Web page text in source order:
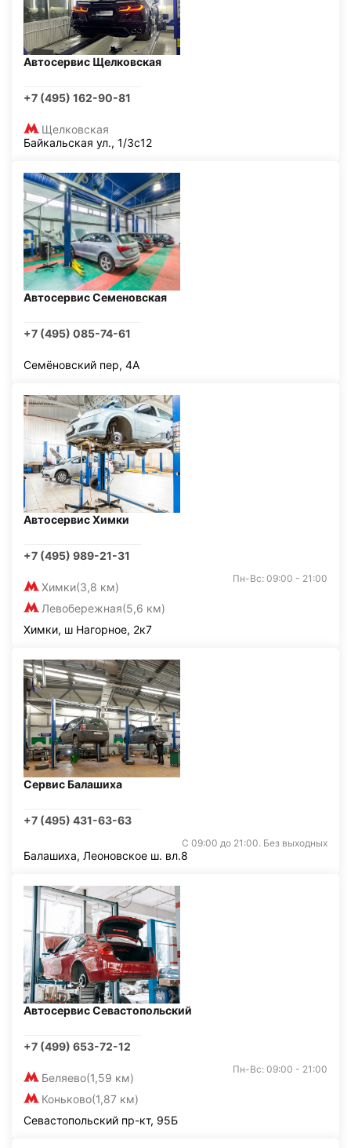
Автосервис Щелковская
+7 (495) 162-90-81
Щелковская
Байкальская ул., 1/3с12
Автосервис Семеновская
+7 (495) 085-74-61
Семёновский пер, 4А
Автосервис Химки
+7 (495) 989-21-31
Химки(3,8 км)
Левобережная(5,6 км)
Пн-Вс: 09:00 - 21:00
Химки, ш Нагорное, 2к7
Сервис Балашиха
+7 (495) 431-63-63
С 09:00 до 21:00. Без выходных
Балашиха, Леоновское ш. вл.8
Автосервис Севастопольский
+7 (499) 653-72-12
Беляево(1,59 км)
Коньково(1,87 км)
Пн-Вс: 09:00 - 21:00
Севастопольский пр-кт, 95Б